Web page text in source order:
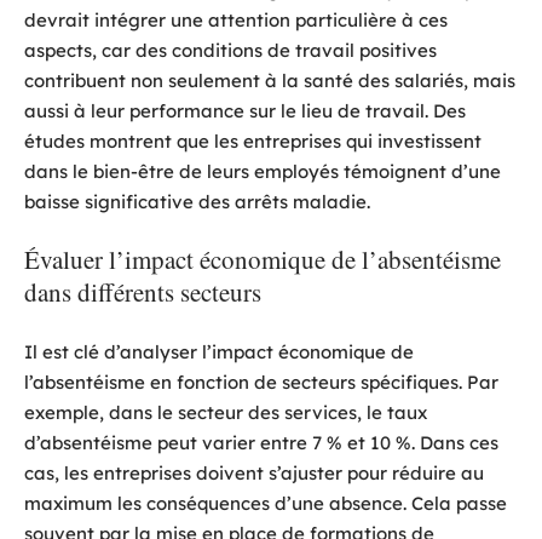
devrait intégrer une attention particulière à ces
aspects, car des conditions de travail positives
contribuent non seulement à la santé des salariés, mais
aussi à leur performance sur le lieu de travail. Des
études montrent que les entreprises qui investissent
dans le bien-être de leurs employés témoignent d’une
baisse significative des arrêts maladie.
Évaluer l’impact économique de l’absentéisme
dans différents secteurs
Il est clé d’analyser l’impact économique de
l’absentéisme en fonction de secteurs spécifiques. Par
exemple, dans le secteur des services, le taux
d’absentéisme peut varier entre 7 % et 10 %. Dans ces
cas, les entreprises doivent s’ajuster pour réduire au
maximum les conséquences d’une absence. Cela passe
souvent par la mise en place de formations de